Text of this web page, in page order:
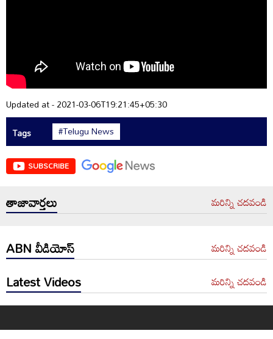
Updated at - 2021-03-06T19:21:45+05:30
Tags
#Telugu News
SUBSCRIBE
తాజావార్తలు మరిన్ని చదవండి
ABN వీడియోస్ మరిన్ని చదవండి
Latest Videos మరిన్ని చదవండి